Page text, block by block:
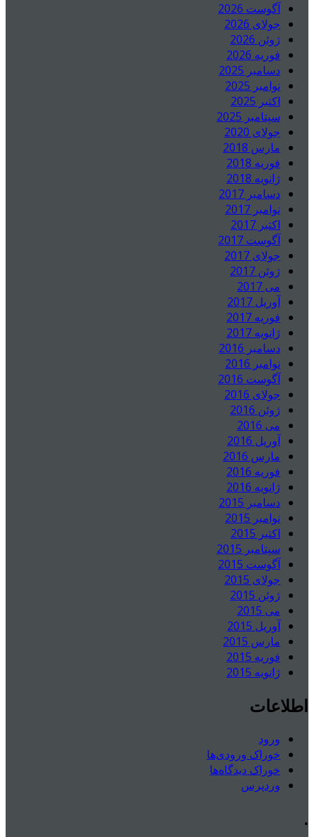
آگوست 2026
جولای 2026
ژوئن 2026
فوریه 2026
دسامبر 2025
نوامبر 2025
اکتبر 2025
سپتامبر 2025
جولای 2020
مارس 2018
فوریه 2018
ژانویه 2018
دسامبر 2017
نوامبر 2017
اکتبر 2017
آگوست 2017
جولای 2017
ژوئن 2017
می 2017
آوریل 2017
فوریه 2017
ژانویه 2017
دسامبر 2016
نوامبر 2016
آگوست 2016
جولای 2016
ژوئن 2016
می 2016
آوریل 2016
مارس 2016
فوریه 2016
ژانویه 2016
دسامبر 2015
نوامبر 2015
اکتبر 2015
سپتامبر 2015
آگوست 2015
جولای 2015
ژوئن 2015
می 2015
آوریل 2015
مارس 2015
فوریه 2015
ژانویه 2015
اطلاعات
ورود
خوراک ورودی‌ها
خوراک دیدگاه‌ها
وردپرس
.